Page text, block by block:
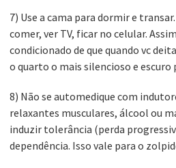
7) Use a cama para dormir e
comer, ver TV, ficar no celular.
condicionado de que quando vc
o quarto o mais silencioso e escuro
8) Não se automedique com
relaxantes musculares, álcool ou
induzir tolerância (perda
dependência. Isso vale para o